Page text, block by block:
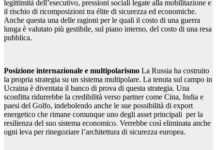
legittimità dell’esecutivo, pressioni sociali legate alla mobilitazione e
il rischio di ricomposizioni tra élite di sicurezza ed economiche.
Anche questa una delle ragioni per le quali il costo di una guerra
lunga è valutato più gestibile, sul piano interno, del costo di una resa
pubblica.
Posizione internazionale e multipolarismo La Russia ha costruito
la propria strategia su un sistema multipolare. La tenuta sul campo in
Ucraina è diventata il banco di prova di questa strategia. Una
sconfitta ridurrebbe la credibilità verso partner come Cina, India e
paesi del Golfo, indebolendo anche le sue possibilità di export
energetico che rimane comunque uno degli asset principali per la
resilienza del suo sistema economico. Verrebbe così eliminata anche
ogni leva per rinegoziare l’architettura di sicurezza europea.